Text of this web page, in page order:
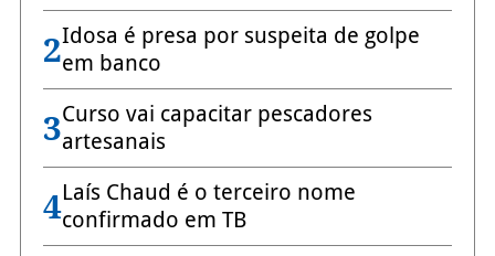
2Idosa é presa por suspeita de golpe
em banco
3Curso vai capacitar pescadores
artesanais
4Laís Chaud é o terceiro nome
confirmado em TB